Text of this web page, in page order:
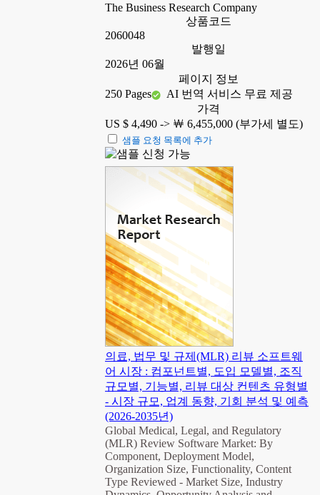
The Business Research Company
상품코드
2060048
발행일
2026년 06월
페이지 정보
250 Pages
AI 번역 서비스 무료 제공
가격
US $ 4,490 -> ￦ 6,455,000 (부가세 별도)
샘플 요청 목록에 추가
의료, 법무 및 규제(MLR) 리뷰 소프트웨
어 시장 : 컴포넌트별, 도입 모델별, 조직
규모별, 기능별, 리뷰 대상 컨텐츠 유형별
- 시장 규모, 업계 동향, 기회 분석 및 예측
(2026-2035년)
Global Medical, Legal, and Regulatory
(MLR) Review Software Market: By
Component, Deployment Model,
Organization Size, Functionality, Content
Type Reviewed - Market Size, Industry